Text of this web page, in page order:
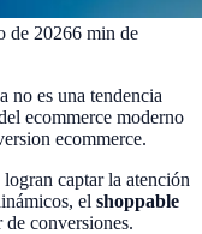
de 20266 min de
no es una tendencia
ecommerce moderno
ecommerce.
captar la atención
el shoppable
conversiones.